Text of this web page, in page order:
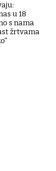
u 18
s nama
žrtvama